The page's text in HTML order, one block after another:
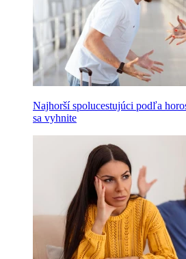
Najhorší spolucestujúci podľa
sa vyhnite